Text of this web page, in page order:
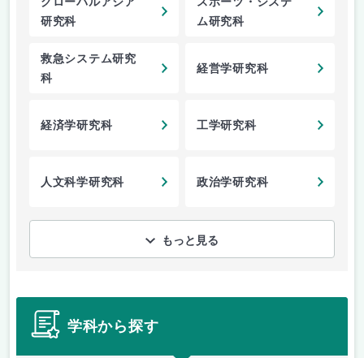
研究科
ム研究科
救急システム研究
科
経営学研究科
経済学研究科 工学研究科
人文科学研究科 政治学研究科
もっと見る
学科から探す